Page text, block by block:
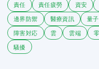
責任
責任疲勞 資安
邊界防禦
醫療資訊 量
障害対応
雲 雲端
騷擾